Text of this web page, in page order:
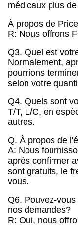
médicaux plus
À propos de
R: Nous offrons
Q3. Quel est
Normalement,
pourrions
selon votre
Q4. Quels sont
T/T, L/C, en
autres.
Q. À propos de
A: Nous
après confirmer
sont gratuits, le
vous.
Q6. Pouvez-
nos demandes?
R: Oui, nous